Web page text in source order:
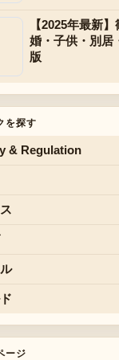
【2025年最新
婚・子供・別居
版
を探す
& Regulation
ージ